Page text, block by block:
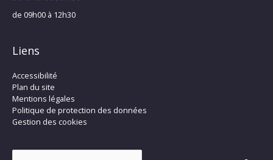
de 09h00 à 12h30
Liens
Accessibilité
Plan du site
Mentions légales
Politique de protection des données
Gestion des cookies